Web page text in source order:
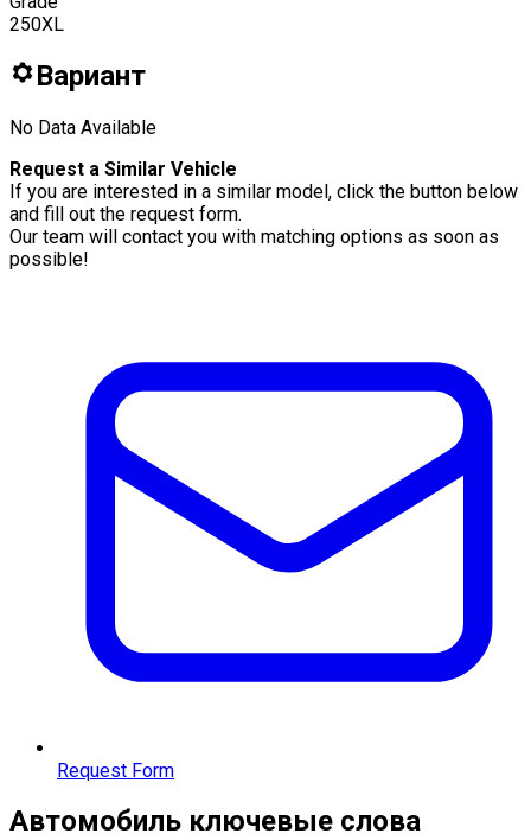
250XL
Вариант
No Data Available
Request a Similar Vehicle
If you are interested in a similar model, click the button below
and fill out the request form.
Our team will contact you with matching options as soon as
possible!
Request Form
Автомобиль ключевые слова